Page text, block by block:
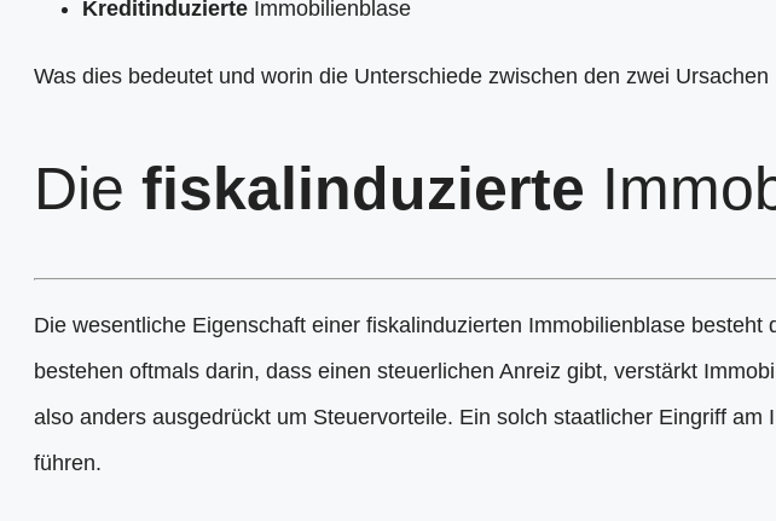
Kreditinduzierte Immobilienblase
Was dies bedeutet und worin die Unterschiede zwischen den zwei
Die fiskalinduzierte
Die wesentliche Eigenschaft einer fiskalinduzierten Immobilienblase
bestehen oftmals darin, dass einen steuerlichen Anreiz gibt, verstärkt
also anders ausgedrückt um Steuervorteile. Ein solch staatlicher Eingriff
führen.